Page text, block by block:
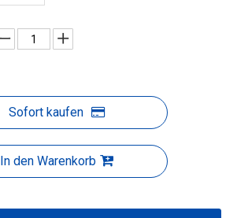
Sofort kaufen
In den Warenkorb